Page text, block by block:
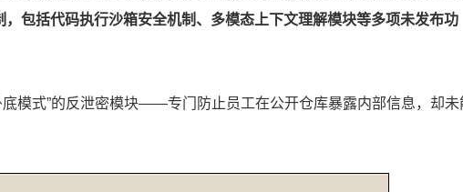
包括代码执行沙箱安全机制、多模态上下文理解模块等多项未发布功
模式”的反泄密模块——专门防止员工在公开仓库暴露内部信息，却未